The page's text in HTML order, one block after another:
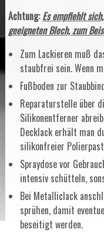
Achtung:Es empfiehlt
geeigneten Blech, zum
Zum Lackieren muß
staubfrei sein. Wenn
Fußboden zur
Reparaturstelle über
Silikonentferner
Decklack erhält man
silikonfreier
Spraydose vor
intensiv schütteln,
Bei Metalliclack
sprühen, damit
beseitigt werden.